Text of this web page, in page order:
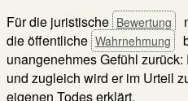
Für die juristische Bewertung
die öffentliche Wahrnehmung
unangenehmes Gefühl
und zugleich wird er im Urteil
eigenen Todes erklärt.